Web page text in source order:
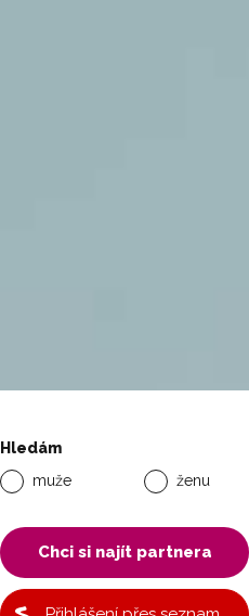
Hledám
muže
ženu
Chci si najít partnera